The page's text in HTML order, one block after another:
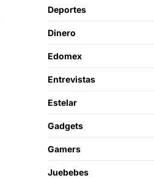
Deportes
Dinero
Edomex
Entrevistas
Estelar
Gadgets
Gamers
Juebebes